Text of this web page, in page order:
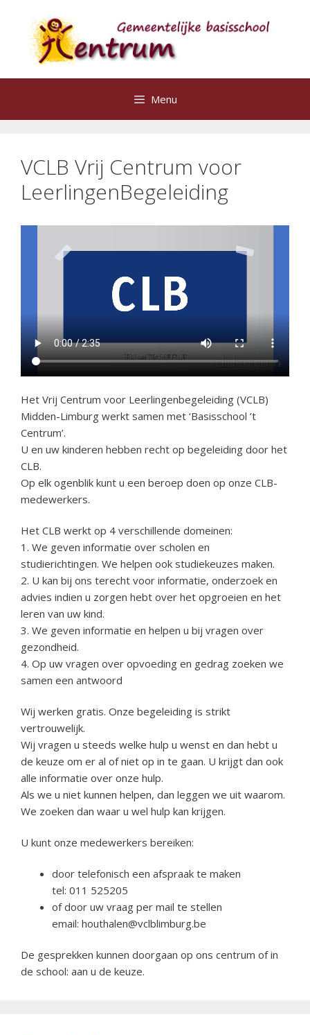
Menu
VCLB Vrij Centrum voor
LeerlingenBegeleiding
Het Vrij Centrum voor Leerlingenbegeleiding (VCLB)
Midden-Limburg werkt samen met ‘Basisschool ’t
Centrum’.
U en uw kinderen hebben recht op begeleiding door het
CLB.
Op elk ogenblik kunt u een beroep doen op onze CLB-
medewerkers.
Het CLB werkt op 4 verschillende domeinen:
1. We geven informatie over scholen en
studierichtingen. We helpen ook studiekeuzes maken.
2. U kan bij ons terecht voor informatie, onderzoek en
advies indien u zorgen hebt over het opgroeien en het
leren van uw kind.
3. We geven informatie en helpen u bij vragen over
gezondheid.
4. Op uw vragen over opvoeding en gedrag zoeken we
samen een antwoord
Wij werken gratis. Onze begeleiding is strikt
vertrouwelijk.
Wij vragen u steeds welke hulp u wenst en dan hebt u
de keuze om er al of niet op in te gaan. U krijgt dan ook
alle informatie over onze hulp.
Als we u niet kunnen helpen, dan leggen we uit waarom.
We zoeken dan waar u wel hulp kan krijgen.
U kunt onze medewerkers bereiken:
door telefonisch een afspraak te maken
tel: 011 525205
of door uw vraag per mail te stellen
email: houthalen@vclblimburg.be
De gesprekken kunnen doorgaan op ons centrum of in
de school: aan u de keuze.